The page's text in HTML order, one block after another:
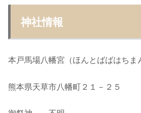
神社情報
本戸馬場八幡宮（ほんとばばはちま
熊本県天草市八幡町２１－２５